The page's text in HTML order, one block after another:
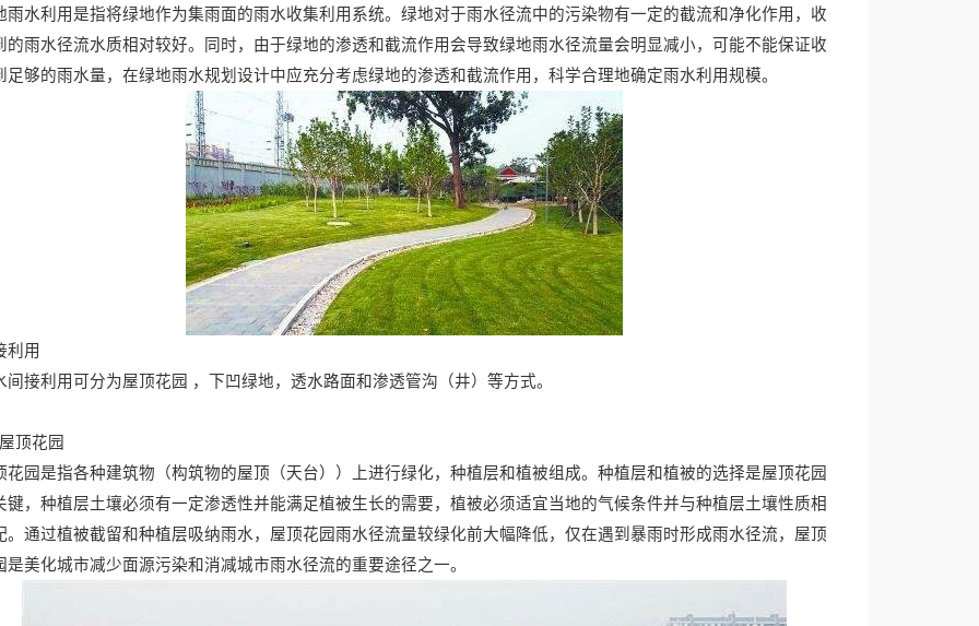
雨水利用是指将绿地作为集雨面的雨水收集利用系统。绿地对于雨水径流中的污染物有一定的截流和净化作用，收
的雨水径流水质相对较好。同时，由于绿地的渗透和截流作用会导致绿地雨水径流量会明显减小，可能不能保证收
足够的雨水量，在绿地雨水规划设计中应充分考虑绿地的渗透和截流作用，科学合理地确定雨水利用规模。
利用
间接利用可分为屋顶花园 ，下凹绿地，透水路面和渗透管沟（井）等方式。
顶花园
花园是指各种建筑物（构筑物的屋顶（天台））上进行绿化，种植层和植被组成。种植层和植被的选择是屋顶花园
键，种植层土壤必须有一定渗透性并能满足植被生长的需要，植被必须适宜当地的气候条件并与种植层土壤性质相
。通过植被截留和种植层吸纳雨水，屋顶花园雨水径流量较绿化前大幅降低，仅在遇到暴雨时形成雨水径流，屋顶
是美化城市减少面源污染和消减城市雨水径流的重要途径之一。